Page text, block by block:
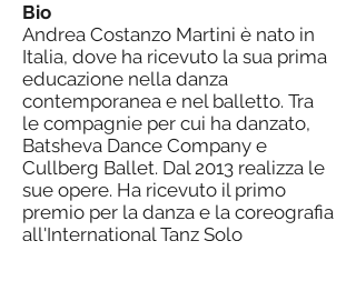
Bio
Andrea Costanzo Martini è nato in
Italia, dove ha ricevuto la sua prima
educazione nella danza
contemporanea e nel balletto. Tra
le compagnie per cui ha danzato,
Batsheva Dance Company e
Cullberg Ballet. Dal 2013 realizza le
sue opere. Ha ricevuto il primo
premio per la danza e la coreografia
all'International Tanz Solo